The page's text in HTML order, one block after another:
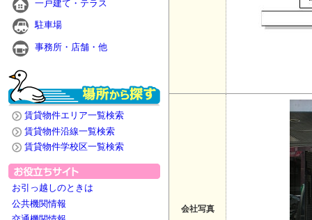
一戸建て・テラス
駐車場
事務所・店舗・他
賃貸物件エリア一覧検索
賃貸物件沿線一覧検索
賃貸物件学校区一覧検索
お引っ越しのときは
公共機関情報
会社写真